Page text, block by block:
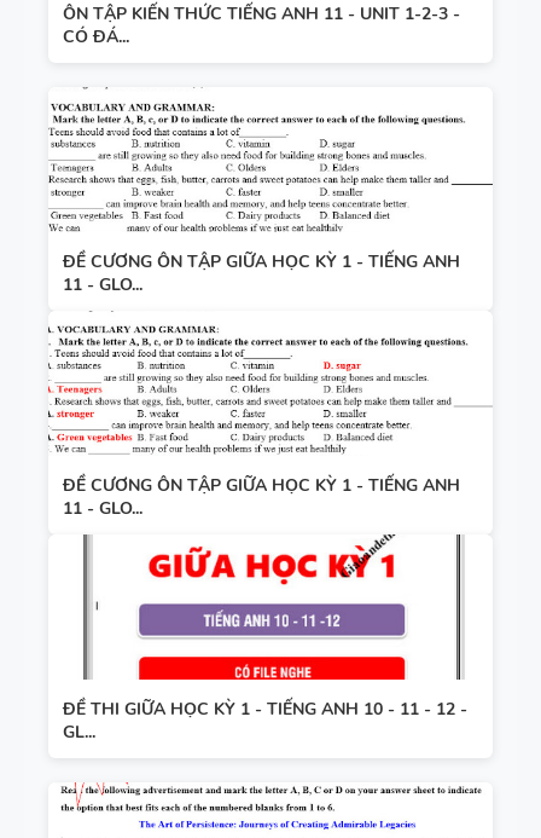
ÔN TẬP KIẾN THỨC TIẾNG ANH 11 - UNIT 1-2-3 -
CÓ ĐÁ...
ĐỀ CƯƠNG ÔN TẬP GIỮA HỌC KỲ 1 - TIẾNG ANH
11 - GLO...
ĐỀ CƯƠNG ÔN TẬP GIỮA HỌC KỲ 1 - TIẾNG ANH
11 - GLO...
ĐỀ THI GIỮA HỌC KỲ 1 - TIẾNG ANH 10 - 11 - 12 -
GL...